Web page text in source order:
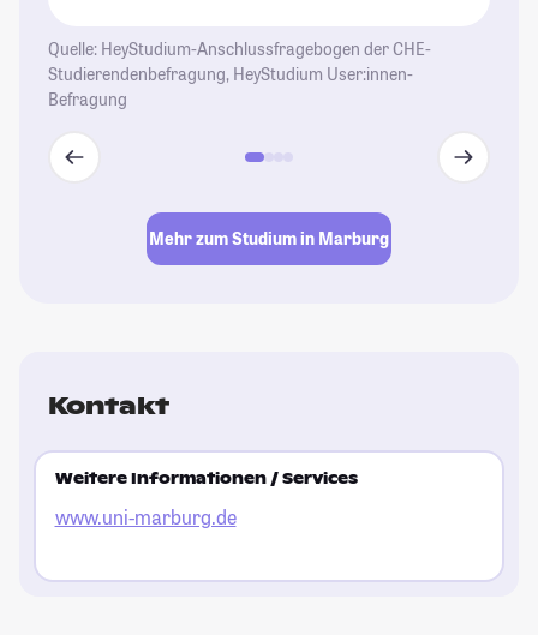
Quelle: HeyStudium-Anschlussfragebogen der CHE-
Studierendenbefragung, HeyStudium User:innen-
Befragung
Mehr zum Studium in Marburg
Kontakt
Weitere Informationen / Services
www.uni-marburg.de